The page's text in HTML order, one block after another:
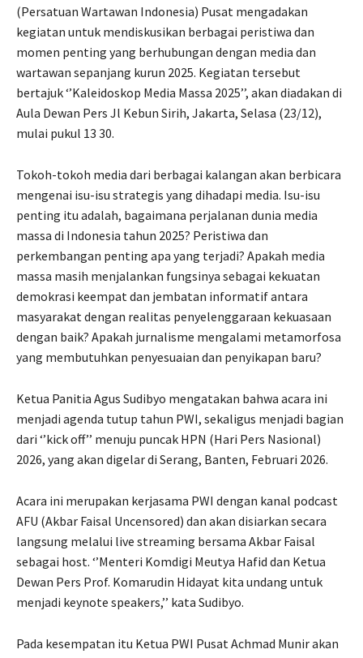
(Persatuan Wartawan Indonesia) Pusat mengadakan
kegiatan untuk mendiskusikan berbagai peristiwa dan
momen penting yang berhubungan dengan media dan
wartawan sepanjang kurun 2025. Kegiatan tersebut
bertajuk ‘’Kaleidoskop Media Massa 2025’’, akan diadakan di
Aula Dewan Pers Jl Kebun Sirih, Jakarta, Selasa (23/12),
mulai pukul 13 30.
Tokoh-tokoh media dari berbagai kalangan akan berbicara
mengenai isu-isu strategis yang dihadapi media. Isu-isu
penting itu adalah, bagaimana perjalanan dunia media
massa di Indonesia tahun 2025? Peristiwa dan
perkembangan penting apa yang terjadi? Apakah media
massa masih menjalankan fungsinya sebagai kekuatan
demokrasi keempat dan jembatan informatif antara
masyarakat dengan realitas penyelenggaraan kekuasaan
dengan baik? Apakah jurnalisme mengalami metamorfosa
yang membutuhkan penyesuaian dan penyikapan baru?
Ketua Panitia Agus Sudibyo mengatakan bahwa acara ini
menjadi agenda tutup tahun PWI, sekaligus menjadi bagian
dari ‘’kick off’’ menuju puncak HPN (Hari Pers Nasional)
2026, yang akan digelar di Serang, Banten, Februari 2026.
Acara ini merupakan kerjasama PWI dengan kanal podcast
AFU (Akbar Faisal Uncensored) dan akan disiarkan secara
langsung melalui live streaming bersama Akbar Faisal
sebagai host. ‘’Menteri Komdigi Meutya Hafid dan Ketua
Dewan Pers Prof. Komarudin Hidayat kita undang untuk
menjadi keynote speakers,’’ kata Sudibyo.
Pada kesempatan itu Ketua PWI Pusat Achmad Munir akan